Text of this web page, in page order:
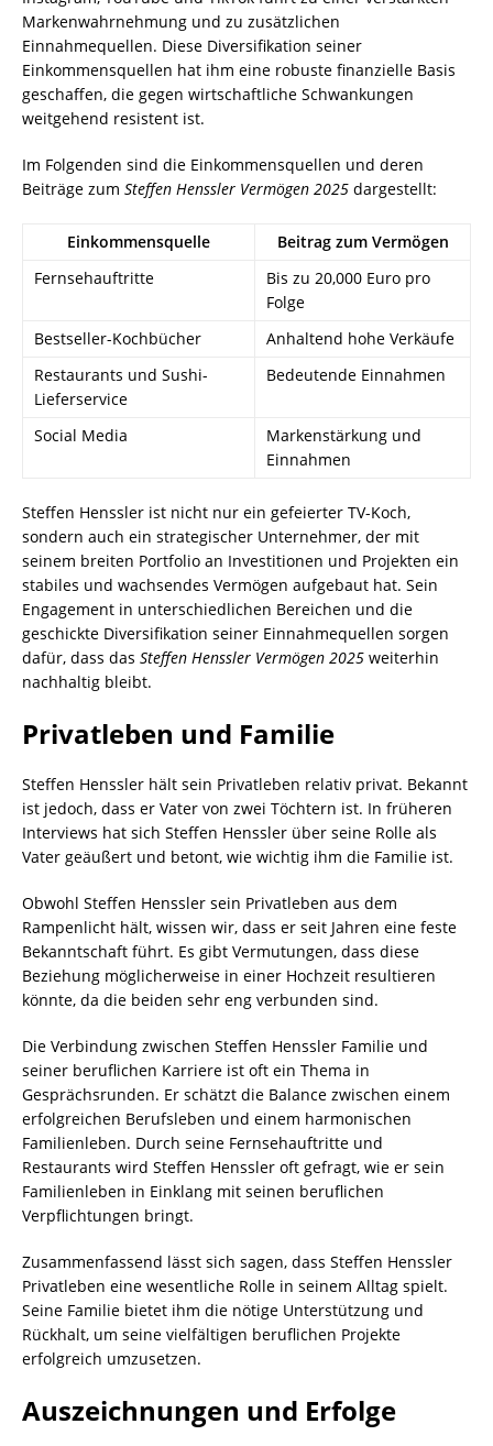
Markenwahrnehmung und zu zusätzlichen
Einnahmequellen. Diese Diversifikation seiner
Einkommensquellen hat ihm eine robuste finanzielle Basis
geschaffen, die gegen wirtschaftliche Schwankungen
weitgehend resistent ist.
Im Folgenden sind die Einkommensquellen und deren
Beiträge zum Steffen Henssler Vermögen 2025 dargestellt:
Einkommensquelle
Beitrag zum Vermögen
Fernsehauftritte
Bis zu 20,000 Euro pro
Folge
Bestseller-Kochbücher
Anhaltend hohe Verkäufe
Restaurants und Sushi-
Lieferservice
Bedeutende Einnahmen
Social Media
Markenstärkung und
Einnahmen
Steffen Henssler ist nicht nur ein gefeierter TV-Koch,
sondern auch ein strategischer Unternehmer, der mit
seinem breiten Portfolio an Investitionen und Projekten ein
stabiles und wachsendes Vermögen aufgebaut hat. Sein
Engagement in unterschiedlichen Bereichen und die
geschickte Diversifikation seiner Einnahmequellen sorgen
dafür, dass das Steffen Henssler Vermögen 2025 weiterhin
nachhaltig bleibt.
Privatleben und Familie
Steffen Henssler hält sein Privatleben relativ privat. Bekannt
ist jedoch, dass er Vater von zwei Töchtern ist. In früheren
Interviews hat sich Steffen Henssler über seine Rolle als
Vater geäußert und betont, wie wichtig ihm die Familie ist.
Obwohl Steffen Henssler sein Privatleben aus dem
Rampenlicht hält, wissen wir, dass er seit Jahren eine feste
Bekanntschaft führt. Es gibt Vermutungen, dass diese
Beziehung möglicherweise in einer Hochzeit resultieren
könnte, da die beiden sehr eng verbunden sind.
Die Verbindung zwischen Steffen Henssler Familie und
seiner beruflichen Karriere ist oft ein Thema in
Gesprächsrunden. Er schätzt die Balance zwischen einem
erfolgreichen Berufsleben und einem harmonischen
Familienleben. Durch seine Fernsehauftritte und
Restaurants wird Steffen Henssler oft gefragt, wie er sein
Familienleben in Einklang mit seinen beruflichen
Verpflichtungen bringt.
Zusammenfassend lässt sich sagen, dass Steffen Henssler
Privatleben eine wesentliche Rolle in seinem Alltag spielt.
Seine Familie bietet ihm die nötige Unterstützung und
Rückhalt, um seine vielfältigen beruflichen Projekte
erfolgreich umzusetzen.
Auszeichnungen und Erfolge